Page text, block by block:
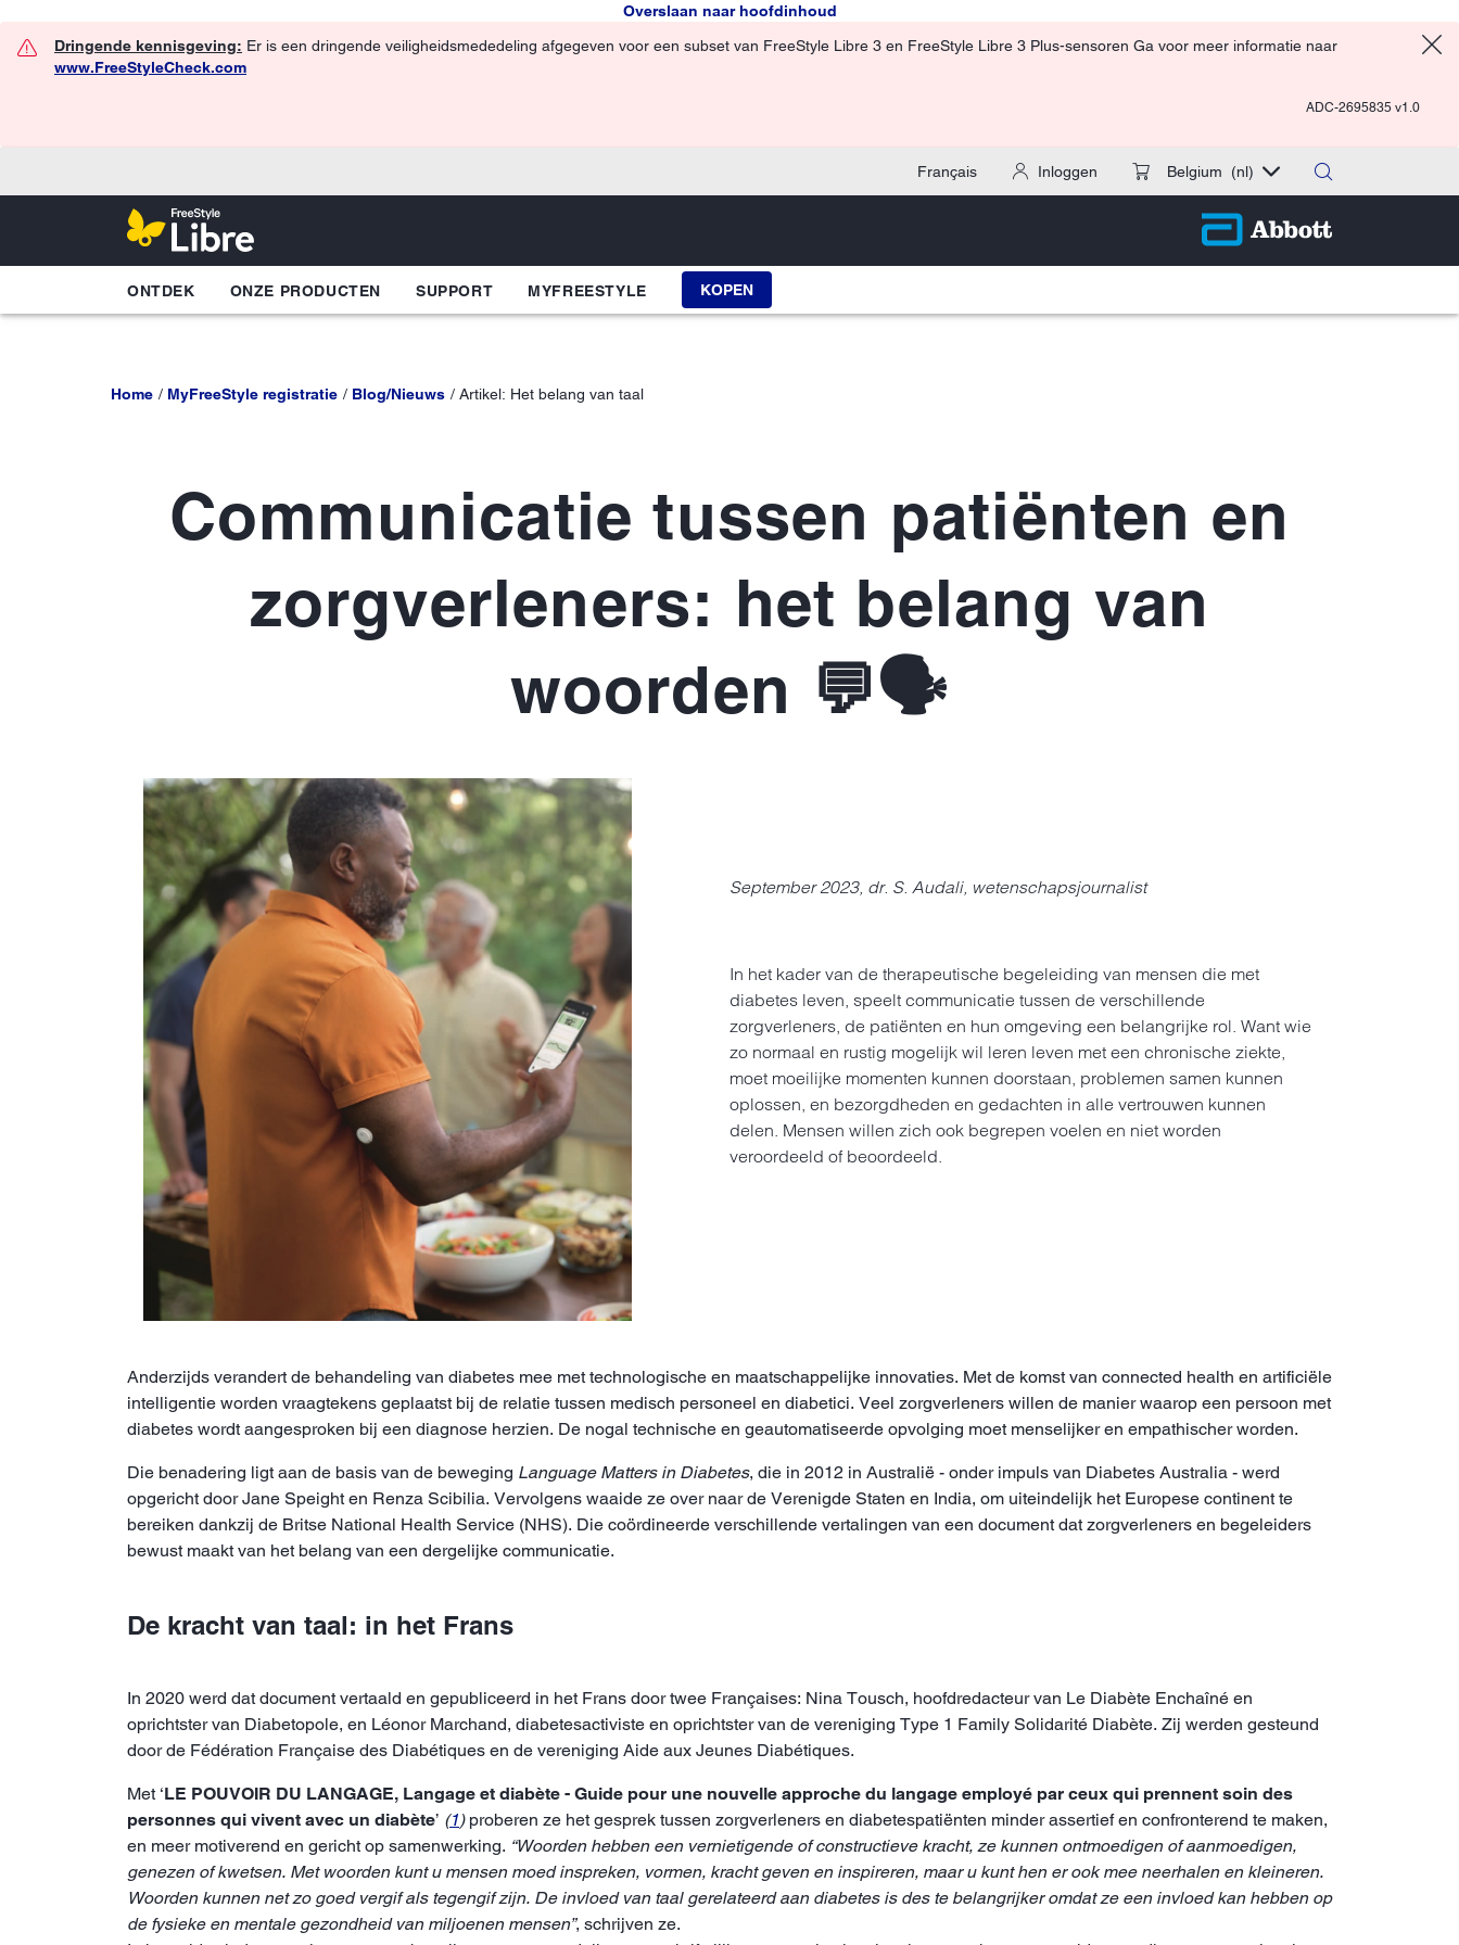
Overslaan naar hoofdinhoud
Dringende kennisgeving: Er is een dringende veiligheidsmededeling afgegeven voor een subset van FreeStyle Libre 3 en FreeStyle Libre 3 Plus-sensoren Ga voor meer informatie naar
www.FreeStyleCheck.com
ADC-2695835 v1.0
Français Inloggen Belgium (nl)
ONTDEK ONZE PRODUCTEN SUPPORT MYFREESTYLE KOPEN
Home MyFreeStyle registratie Blog/Nieuws Artikel: Het belang van taal
Communicatie tussen patiënten en
zorgverleners: het belang van
woorden 💬🗣️
September 2023, dr. S. Audali, wetenschapsjournalist
In het kader van de therapeutische begeleiding van mensen die met
diabetes leven, speelt communicatie tussen de verschillende
zorgverleners, de patiënten en hun omgeving een belangrijke rol. Want wie
zo normaal en rustig mogelijk wil leren leven met een chronische ziekte,
moet moeilijke momenten kunnen doorstaan, problemen samen kunnen
oplossen, en bezorgdheden en gedachten in alle vertrouwen kunnen
delen. Mensen willen zich ook begrepen voelen en niet worden
veroordeeld of beoordeeld.
Anderzijds verandert de behandeling van diabetes mee met technologische en maatschappelijke innovaties. Met de komst van connected health en artificiële
intelligentie worden vraagtekens geplaatst bij de relatie tussen medisch personeel en diabetici. Veel zorgverleners willen de manier waarop een persoon met
diabetes wordt aangesproken bij een diagnose herzien. De nogal technische en geautomatiseerde opvolging moet menselijker en empathischer worden.
Die benadering ligt aan de basis van de beweging Language Matters in Diabetes, die in 2012 in Australië - onder impuls van Diabetes Australia - werd
opgericht door Jane Speight en Renza Scibilia. Vervolgens waaide ze over naar de Verenigde Staten en India, om uiteindelijk het Europese continent te
bereiken dankzij de Britse National Health Service (NHS). Die coördineerde verschillende vertalingen van een document dat zorgverleners en begeleiders
bewust maakt van het belang van een dergelijke communicatie.
De kracht van taal: in het Frans
In 2020 werd dat document vertaald en gepubliceerd in het Frans door twee Françaises: Nina Tousch, hoofdredacteur van Le Diabète Enchaîné en
oprichtster van Diabetopole, en Léonor Marchand, diabetesactiviste en oprichtster van de vereniging Type 1 Family Solidarité Diabète. Zij werden gesteund
door de Fédération Française des Diabétiques en de vereniging Aide aux Jeunes Diabétiques.
Met ‘LE POUVOIR DU LANGAGE, Langage et diabète - Guide pour une nouvelle approche du langage employé par ceux qui prennent soin des
personnes qui vivent avec un diabète’ (1)proberen ze het gesprek tussen zorgverleners en diabetespatiënten minder assertief en confronterend te maken,
en meer motiverend en gericht op samenwerking. “Woorden hebben een vernietigende of constructieve kracht, ze kunnen ontmoedigen of aanmoedigen,
genezen of kwetsen. Met woorden kunt u mensen moed inspreken, vormen, kracht geven en inspireren, maar u kunt hen er ook mee neerhalen en kleineren.
Woorden kunnen net zo goed vergif als tegengif zijn. De invloed van taal gerelateerd aan diabetes is des te belangrijker omdat ze een invloed kan hebben op
de fysieke en mentale gezondheid van miljoenen mensen”, schrijven ze.